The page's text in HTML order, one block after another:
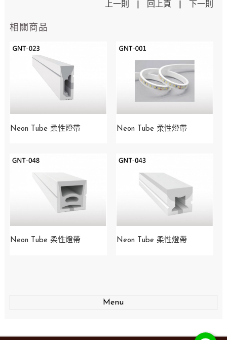
上一則 回上頁 下一則
相關商品
Neon Tube 柔性燈帶 Neon Tube 柔性燈帶
Neon Tube 柔性燈帶 Neon Tube 柔性燈帶
Menu